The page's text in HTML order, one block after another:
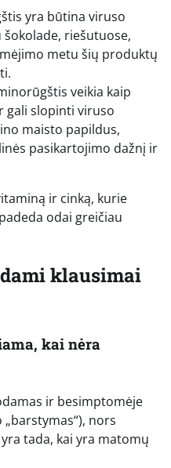
yra būtina viruso
šokolade, riešutuose,
metu šių produktų
veikia kaip
gali slopinti viruso
maisto papildus,
pasikartojimo dažnį ir
ir cinką, kurie
odai greičiau
klausimai
kai nėra
ir besimptomėje
nors
tada, kai yra matomų